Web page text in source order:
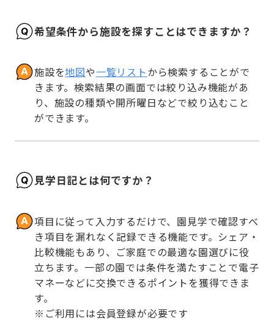
希望条件から施設を探すことはできますか？
施設を地図や一覧リストから検索することがで
きます。検索結果の画面では絞り込み機能があ
り、施設の種類や開所曜日などで絞り込むこと
ができます。
見学日記とは何ですか？
項目に従って入力するだけで、園見学で確認すべ
き項目を漏れなく記録できる機能です。シェア・
比較機能もあり、ご家庭での最適な園選びに役
立ちます。一部の園では条件を満たすことで電子
マネーなどに交換できるポイントを獲得できま
す。
※ご利用には会員登録が必要です